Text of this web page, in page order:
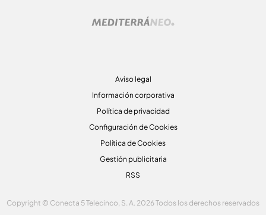
Aviso legal
Información corporativa
Política de privacidad
Configuración de Cookies
Política de Cookies
Gestión publicitaria
RSS
Copyright © Conecta 5 Telecinco, S. A. 2026 Todos los derechos reservados